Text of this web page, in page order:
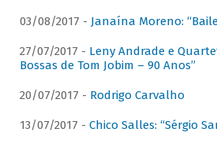
03/08/2017 - Janaína Moreno:
27/07/2017 - Leny Andrade e
Bossas de Tom Jobim – 90 Anos”
20/07/2017 - Rodrigo Carvalho
13/07/2017 - Chico Salles: “Sérgio